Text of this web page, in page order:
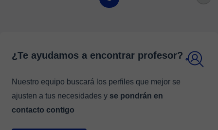
¿Te ayudamos a encontrar profesor?
Nuestro equipo buscará los perfiles que mejor se
ajusten a tus necesidades y se pondrán en
contacto contigo